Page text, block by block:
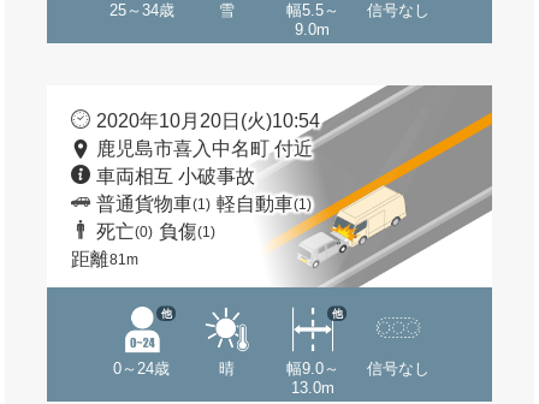
25～34歳 雪
幅5.5～
9.0m
信号なし
2020年10月20日(火)10:54
鹿児島市喜入中名町 付近
車両相互 小破事故
普通貨物車(1) 軽自動車(1)
死亡(0) 負傷(1)
距離81m
0～24歳
他
晴
幅9.0～
13.0m
他
信号なし